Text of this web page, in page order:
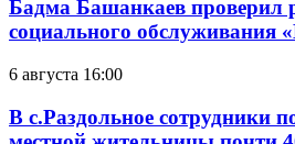
Бадма Башанкаев проверил
социального обслуживания
6 августа 16:00
В с.Раздольное сотрудники